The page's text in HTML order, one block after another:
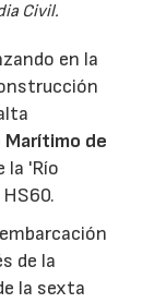
Civil.
en la
Marítimo de
la 'Río
de la
la sexta